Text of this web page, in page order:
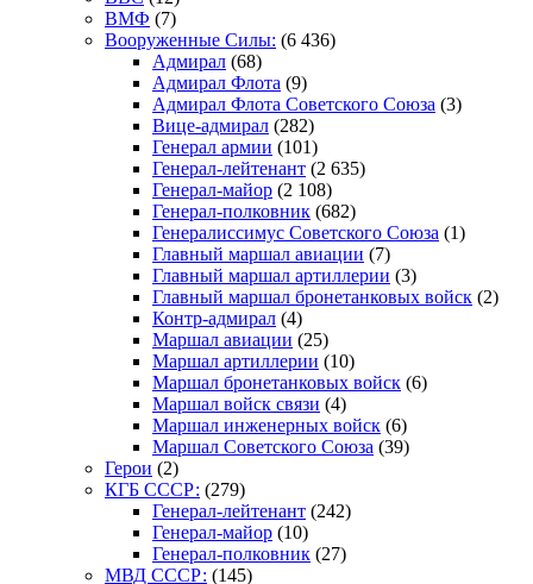
ВМФ (7)
Вооруженные Силы: (6 436)
Адмирал (68)
Адмирал Флота (9)
Адмирал Флота Советского Союза (3)
Вице-адмирал (282)
Генерал армии (101)
Генерал-лейтенант (2 635)
Генерал-майор (2 108)
Генерал-полковник (682)
Генералиссимус Советского Союза (1)
Главный маршал авиации (7)
Главный маршал артиллерии (3)
Главный маршал бронетанковых войск (2)
Контр-адмирал (4)
Маршал авиации (25)
Маршал артиллерии (10)
Маршал бронетанковых войск (6)
Маршал войск связи (4)
Маршал инженерных войск (6)
Маршал Советского Союза (39)
Герои (2)
КГБ СССР: (279)
Генерал-лейтенант (242)
Генерал-майор (10)
Генерал-полковник (27)
МВД СССР: (145)